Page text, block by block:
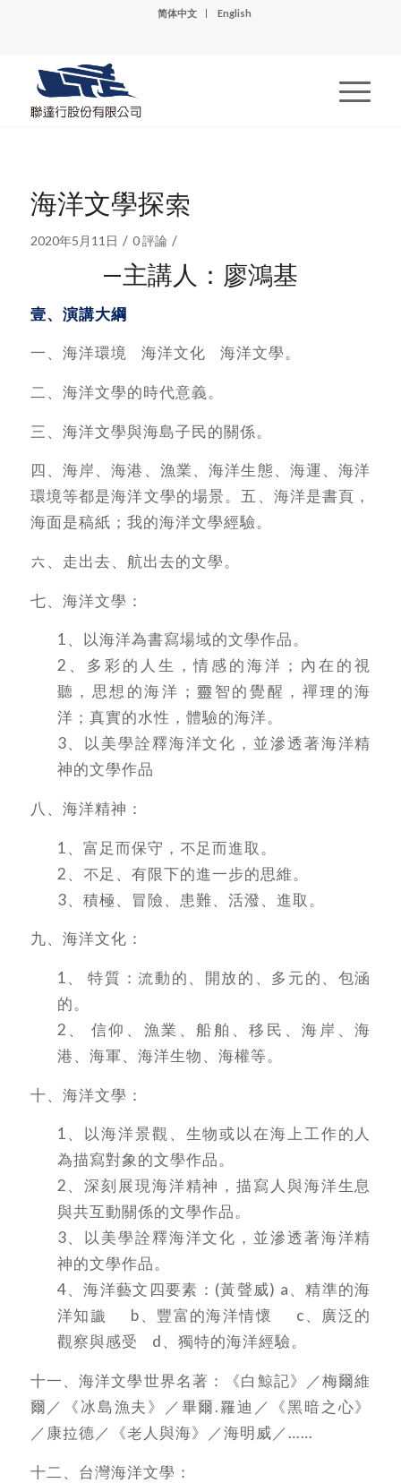
简体中文 English
海洋文學探索
2020年5月11日 / 0 評論 /
—主講人：廖鴻基
壹、演講大綱
一、海洋環境 海洋文化 海洋文學。
二、海洋文學的時代意義。
三、海洋文學與海島子民的關係。
四、海岸、海港、漁業、海洋生態、海運、海洋
環境等都是海洋文學的場景。五、海洋是書頁，
海面是稿紙；我的海洋文學經驗。
六、走出去、航出去的文學。
七、海洋文學：
1、以海洋為書寫場域的文學作品。
2、多彩的人生，情感的海洋；內在的視
聽，思想的海洋；靈智的覺醒，禪理的海
洋；真實的水性，體驗的海洋。
3、以美學詮釋海洋文化，並滲透著海洋精
神的文學作品
八、海洋精神：
1、富足而保守，不足而進取。
2、不足、有限下的進一步的思維。
3、積極、冒險、患難、活潑、進取。
九、海洋文化：
1、 特質：流動的、開放的、多元的、包涵
的。
2、 信仰、漁業、船舶、移民、海岸、海
港、海軍、海洋生物、海權等。
十、海洋文學：
1、以海洋景觀、生物或以在海上工作的人
為描寫對象的文學作品。
2、深刻展現海洋精神，描寫人與海洋生息
與共互動關係的文學作品。
3、以美學詮釋海洋文化，並滲透著海洋精
神的文學作品。
4、海洋藝文四要素：(黃聲威) a、精準的海
洋知識 b、豐富的海洋情懷 c、廣泛的
觀察與感受 d、獨特的海洋經驗。
十一、海洋文學世界名著：《白鯨記》／梅爾維
爾／《冰島漁夫》／畢爾.羅迪／《黑暗之心》
／康拉德／《老人與海》／海明威／……
十二、台灣海洋文學：